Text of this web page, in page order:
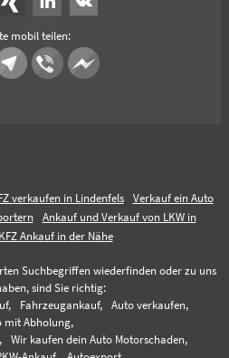
mobil teilen:
verkaufen in Lindenfels
Verkauf ein Auto
Ankauf und Verkauf von LKW in
KFZ Ankauf in der Nähe
Suchbegriffen wiederfinden oder zu uns
sind Sie richtig:
Fahrzeugankauf,
Auto verkaufen,
mit Abholung,
Wir kaufen dein Auto Motorschaden,